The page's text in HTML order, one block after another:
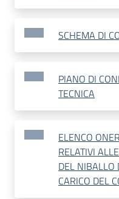
SCHEMA DI
PIANO DI
TECNICA
ELENCO
RELATIVI
DEL NIBALLO
CARICO DEL